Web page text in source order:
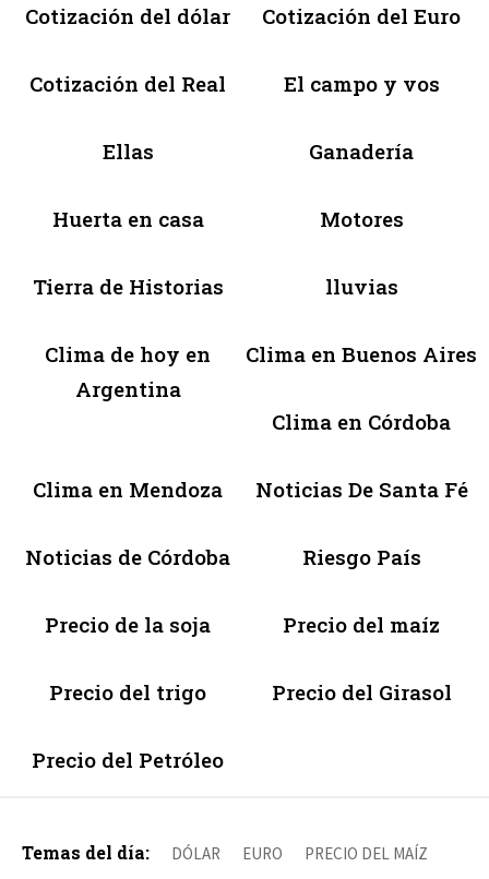
Cotización del dólar Cotización del Euro
Cotización del Real El campo y vos
Ellas Ganadería
Huerta en casa Motores
Tierra de Historias lluvias
Clima de hoy en
Argentina
Clima en Buenos Aires
Clima en Córdoba
Clima en Mendoza Noticias De Santa Fé
Noticias de Córdoba Riesgo País
Precio de la soja Precio del maíz
Precio del trigo Precio del Girasol
Precio del Petróleo
Temas del día: DÓLAR EURO PRECIO DEL MAÍZ